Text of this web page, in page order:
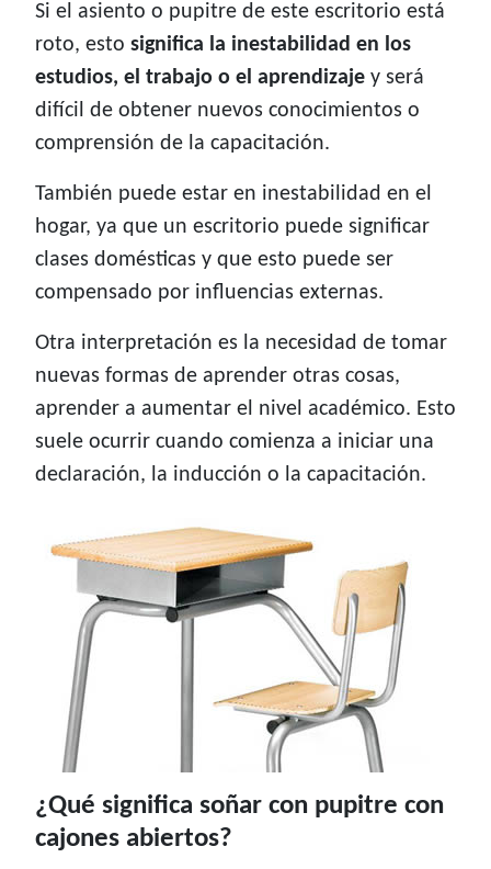
Si el asiento o pupitre de este escritorio está
roto, esto significa la inestabilidad en los
estudios, el trabajo o el aprendizaje y será
difícil de obtener nuevos conocimientos o
comprensión de la capacitación.
También puede estar en inestabilidad en el
hogar, ya que un escritorio puede significar
clases domésticas y que esto puede ser
compensado por influencias externas.
Otra interpretación es la necesidad de tomar
nuevas formas de aprender otras cosas,
aprender a aumentar el nivel académico. Esto
suele ocurrir cuando comienza a iniciar una
declaración, la inducción o la capacitación.
¿Qué significa soñar con pupitre con
cajones abiertos?